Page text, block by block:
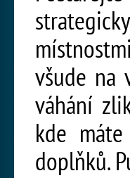
všude na
váhání
kde
doplňků.